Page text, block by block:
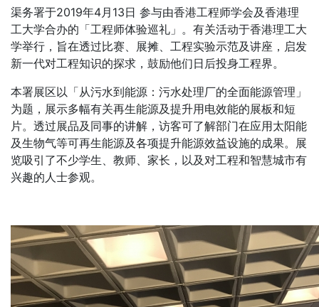
渠务署于2019年4月13日 参与由香港工程师学会及香港理
工大学合办的「工程师体验巡礼」。有关活动于香港理工大
学举行，旨在透过比赛、展摊、工程实验示范及讲座，启发
新一代对工程知识的探求，鼓励他们日后投身工程界。
本署展区以「从污水到能源：污水处理厂的全面能源管理」
为题，展示多幅有关再生能源及提升用电效能的展板和短
片。透过展品及同事的讲解，访客可了解部门在应用太阳能
及生物气等可再生能源及各项提升能源效益设施的成果。展
览吸引了不少学生、教师、家长，以及对工程和智慧城市有
兴趣的人士参观。